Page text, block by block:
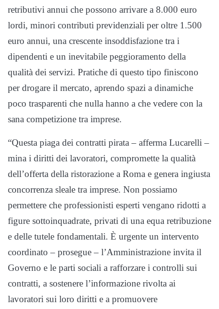
retributivi annui che possono arrivare a 8.000 euro
lordi, minori contributi previdenziali per oltre 1.500
euro annui, una crescente insoddisfazione tra i
dipendenti e un inevitabile peggioramento della
qualità dei servizi. Pratiche di questo tipo finiscono
per drogare il mercato, aprendo spazi a dinamiche
poco trasparenti che nulla hanno a che vedere con la
sana competizione tra imprese.
“Questa piaga dei contratti pirata – afferma Lucarelli –
mina i diritti dei lavoratori, compromette la qualità
dell’offerta della ristorazione a Roma e genera ingiusta
concorrenza sleale tra imprese. Non possiamo
permettere che professionisti esperti vengano ridotti a
figure sottoinquadrate, privati di una equa retribuzione
e delle tutele fondamentali. È urgente un intervento
coordinato – prosegue – l’Amministrazione invita il
Governo e le parti sociali a rafforzare i controlli sui
contratti, a sostenere l’informazione rivolta ai
lavoratori sui loro diritti e a promuovere